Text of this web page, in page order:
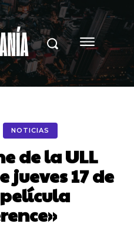
NOTICIAS
de la ULL
jueves 17 de